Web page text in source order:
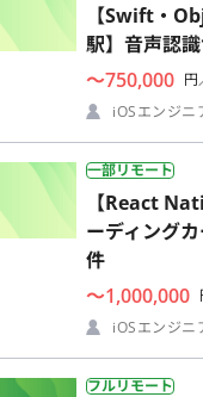
【Swift・
駅】音声認
〜750,000 円
iOSエンジ
一部リモート
【React
ーディング
件
〜1,000,000
iOSエンジ
フルリモート